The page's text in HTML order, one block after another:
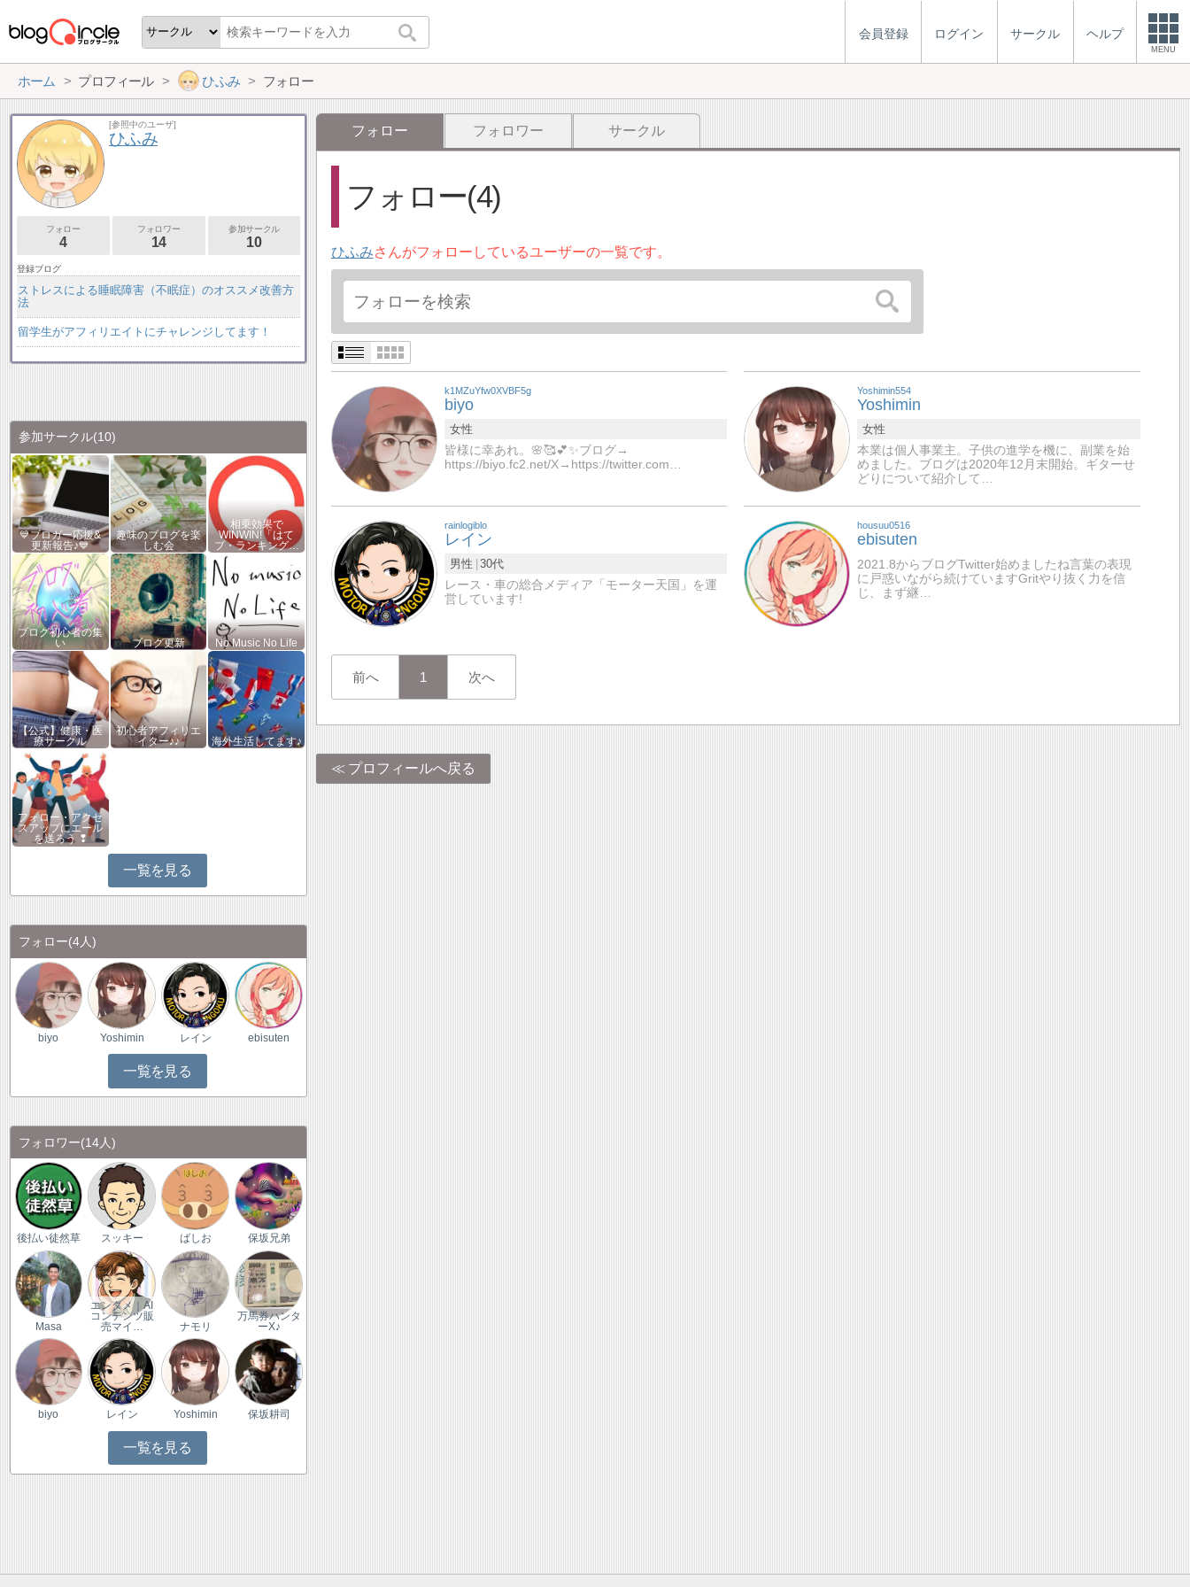
会員登録 ログイン サークル ヘルプ
MENU
ホーム プロフィール ひふみ フォロー
フォロー フォロワー サークル
フォロー(4)
ひふみさんがフォローしているユーザーの一覧です。
k1MZuYfw0XVBF5g
biyo
女性
皆様に幸あれ。🌸🥰💕✨ブログ→
https://biyo.fc2.net/X→https://twitter.com…
Yoshimin554
Yoshimin
女性
本業は個人事業主。子供の進学を機に、副業を始
めました。ブログは2020年12月末開始。ギターせ
どりについて紹介して…
rainlogiblo
レイン
男性
30代
レース・車の総合メディア「モーター天国」を運
営しています!
housuu0516
ebisuten
2021.8からブログTwitter始めましたね言葉の表現
に戸惑いながら続けていますGritやり抜く力を信
じ、まず継…
前へ 1 次へ
プロフィールへ戻る
[参照中のユーザ]
ひふみ
フォロー
4
フォロワー
14
参加サークル
10
登録ブログ
ストレスによる睡眠障害（不眠症）のオススメ改善方
法
留学生がアフィリエイトにチャレンジしてます！
参加サークル(10)
💙ブロガー応援&
更新報告♪💙
趣味のブログを楽
しむ会
相乗効果で
WINWIN!「はて
ブ・ランキング…
ブログ初心者の集
い
ブログ更新 No Music No Life
【公式】健康・医
療サークル
初心者アフィリエ
イター♪♪
海外生活してます♪
フォロー・アクセ
スアップにエール
を送ろう ❢
一覧を見る
フォロー(4人)
biyo Yoshimin レイン ebisuten
一覧を見る
フォロワー(14人)
後払い徒然草 スッキー ばしお 保坂兄弟
Masa
エンタメ｜AI
コンテンツ販
売マイ…
ナモリ
万馬券ハンタ
ーX♪
biyo レイン Yoshimin 保坂耕司
一覧を見る